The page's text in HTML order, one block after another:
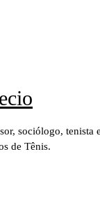
sociólogo, tenista
de Tênis.